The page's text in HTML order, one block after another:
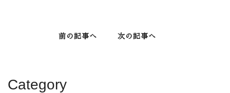
前の記事へ 次の記事へ
Category